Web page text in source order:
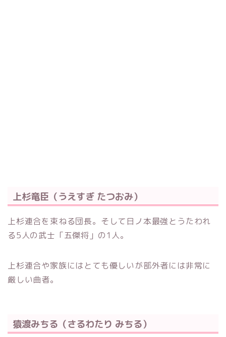
上杉竜臣（うえすぎ たつおみ）
上杉連合を束ねる団長。そして日ノ本最強とうたわれ
る5人の武士「五傑将」の1人。
上杉連合や家族にはとても優しいが部外者には非常に
厳しい曲者。
猿渡みちる（さるわたり みちる）